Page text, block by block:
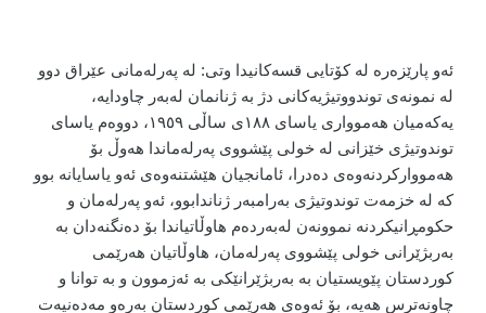
ئەو پارێزەرە لە کۆتایی قسەکانیدا وتی: لە پەرلەمانی عێراق دوو
لە نمونەی توندووتیژیەکانی دژ بە ژنانمان لەبەر چاودایە،
یەکەمیان هەموواری یاسای ١٨٨ی ساڵی ١٩٥٩، دووەم یاسای
توندوتیژی خێزانی لە خولی پێشووی پەرلەماندا هەوڵ بۆ
هەمووارکردنەوەی دەدرا، ئامانجیان هێشتنەوەی ئەو یاسایانە بوو
کە لە خزمەت توندوتیژی بەرامبەر ژناندابوو، ئەو پەرلەمان و
حکومڕانیکردنە نموونەن لەبەردەم هاوڵاتیاندا بۆ دەنگنەدان بە
بەربژێرانی خولی پێشووی پەرلەمان، هاوڵاتیان هەرێمی
کوردستان پێویستیان بە بەربژێرانێکی بە ئەزموون و بە توانا و
چاونەترس هەیە، بۆ ئەوەی هەرێمی کوردستان بەرەو مەدەنیەت